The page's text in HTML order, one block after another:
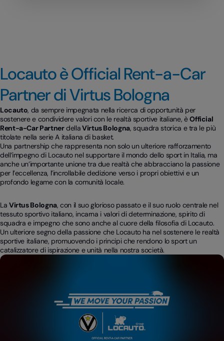
Locauto è Official Rent-a-Car
Partner di Virtus Bologna
Locauto, da sempre impegnata nella ricerca di opportunità per
sostenere e condividere valori con le realtà sportive italiane, èOfficial
Rent-a-Car PartnerdellaVirtus Bologna, squadra storica e tra le più
titolate nella serie A italiana di basket.
Una partnership che rappresenta non solo un ulteriore rafforzamento
dell’impegno di Locauto nel supportare il mondo dello sport in Italia, ma
anche un’importante unione tra due realtà che abbracciano la passione
per l’eccellenza, l’incrollabile dedizione verso i propri obiettivi e un
profondo legame con la comunità locale.
La Virtus Bologna, con il suo glorioso passato e il suo ruolo centrale nel
tessuto sportivo italiano, incarna i valori di determinazione, spirito di
squadra e impegno che sono anche al cuore della filosofia di Locauto.
Un ulteriore segno della passione che Locauto ha nel sostenere le realtà
sportive italiane, promuovendo i principi che rendono lo sport un
catalizzatore di ispirazione e unità nella nostra società.